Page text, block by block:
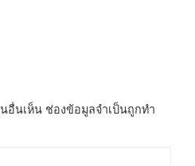
อื่นเห็น ช่องข้อมูลจำเป็นถูกทำ